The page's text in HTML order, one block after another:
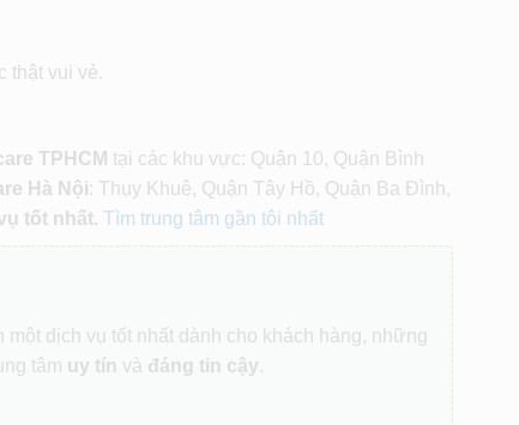
thật vui vẻ.
TPHCM tại các khu vực: Quận 10, Quận Bình
Hà Nội: Thụy Khuê, Quận Tây Hồ, Quận Ba Đình,
tốt nhất. Tìm trung tâm gần tôi nhất
dịch vụ tốt nhất dành cho khách hàng, những
tâm uy tín và đáng tin cậy.